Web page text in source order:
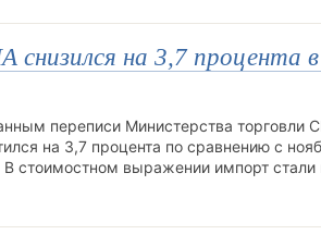
на 3,7 процента в
переписи Министерства
на 3,7 процента по сравнению с
В стоимостном выражении импорт